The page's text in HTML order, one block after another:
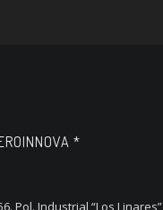
*
Pol. Industrial “Los Linares”